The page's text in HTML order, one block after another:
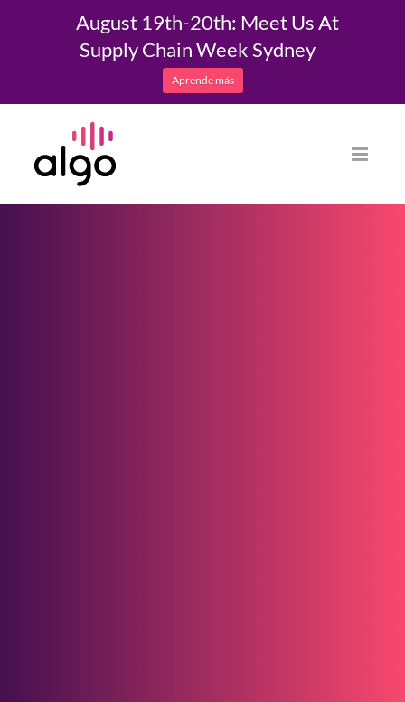
contenido
August 19th-20th: Meet Us At
Supply Chain Week Sydney
Aprende más